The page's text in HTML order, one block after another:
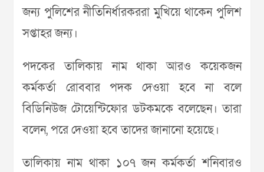
জন্য পুলিশের নীতিনির্ধারকররা মুখিয়ে থাকেন পুলিশ
সপ্তাহর জন্য।
পদকের তালিকায় নাম থাকা আরও কয়েকজন
কর্মকর্তা রোববার পদক দেওয়া হবে না বলে
বিডিনিউজ টোয়েন্টিফোর ডটকমকে বলেছেন। তারা
বলেন, পরে দেওয়া হবে তাদের জানানো হয়েছে।
তালিকায় নাম থাকা ১০৭ জন কর্মকর্তা শনিবারও